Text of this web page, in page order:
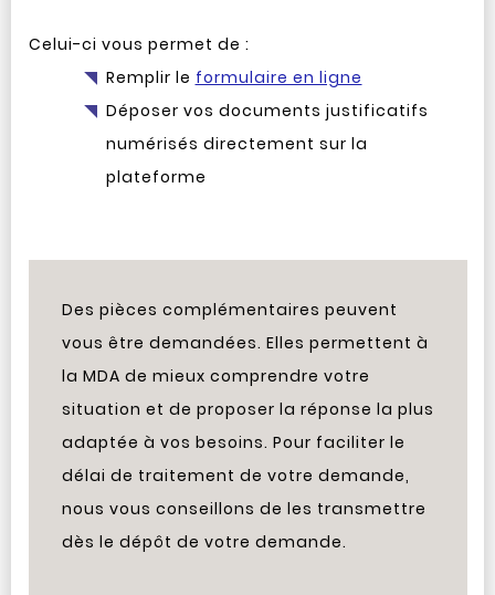
Celui-ci vous permet de :
Remplir le formulaire en ligne
Déposer vos documents justificatifs
numérisés directement sur la
plateforme
Des pièces complémentaires peuvent
vous être demandées. Elles permettent à
la MDA de mieux comprendre votre
situation et de proposer la réponse la plus
adaptée à vos besoins. Pour faciliter le
délai de traitement de votre demande,
nous vous conseillons de les transmettre
dès le dépôt de votre demande.